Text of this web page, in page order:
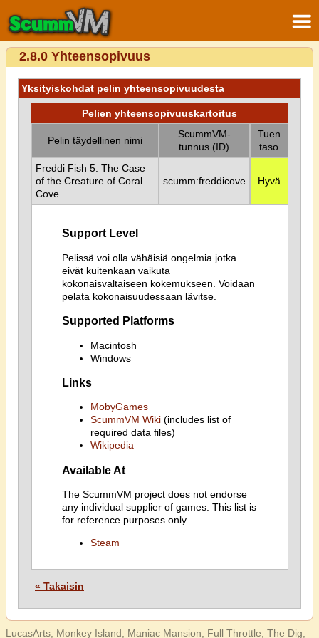
2.8.0 Yhteensopivuus
Yksityiskohdat pelin yhteensopivuudesta
Pelien yhteensopivuuskartoitus
Pelin täydellinen nimi
ScummVM-
tunnus (ID)
Tuen
taso
Freddi Fish 5: The Case
of the Creature of Coral
Cove
scumm:freddicove Hyvä
Support Level
Pelissä voi olla vähäisiä ongelmia jotka
eivät kuitenkaan vaikuta
kokonaisvaltaiseen kokemukseen. Voidaan
pelata kokonaisuudessaan lävitse.
Supported Platforms
Macintosh
Windows
Links
MobyGames
ScummVM Wiki(includes list of
required data files)
Wikipedia
Available At
The ScummVM project does not endorse
any individual supplier of games. This list is
for reference purposes only.
Steam
« Takaisin
LucasArts, Monkey Island, Maniac Mansion, Full Throttle, The Dig,